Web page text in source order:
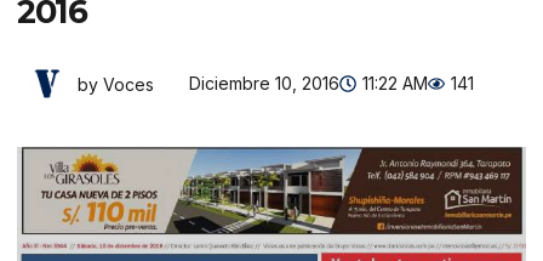
2016
by Voces Diciembre 10, 2016 11:22 AM 141